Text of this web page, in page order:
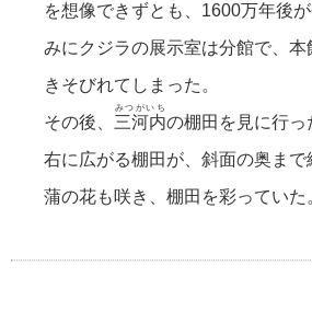
を想像できずとも、1600万年後
みにクジラの展示室は分館で、
きそびれてしまった。
その後、 三河内
みつがいち
の棚田を見に行
右に広がる棚田が、斜面の奥ま
蒲の花も咲き、棚田を彩っていた